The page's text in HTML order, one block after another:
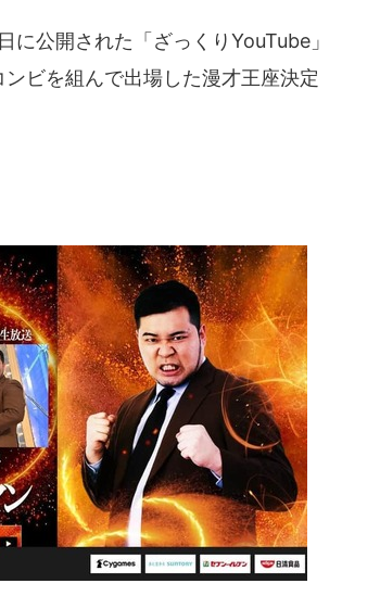
公開された「ざっくりYouTube」
ビを組んで出場した漫才王座決定